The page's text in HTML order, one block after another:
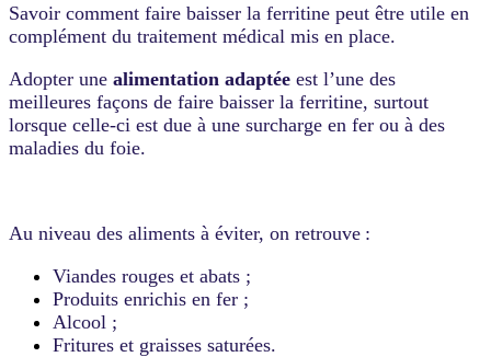
Savoir comment faire baisser la ferritine peut être utile en
complément du traitement médical mis en place.
Adopter une alimentation adaptée est l’une des
meilleures façons de faire baisser la ferritine, surtout
lorsque celle-ci est due à une surcharge en fer ou à des
maladies du foie.
Au niveau des aliments à éviter, on retrouve :
Viandes rouges et abats ;
Produits enrichis en fer ;
Alcool ;
Fritures et graisses saturées.